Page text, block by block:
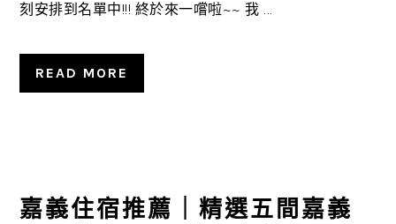
刻安排到名單中!!! 終於來一嚐啦~~ 我 ...
READ MORE
嘉義住宿推薦｜精選五間嘉義